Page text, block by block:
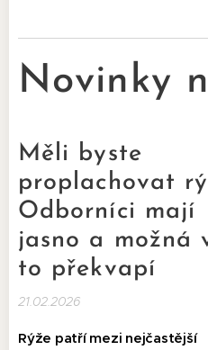
Novinky
Měli byste
proplachovat
Odborníci mají
jasno a možná
to překvapí
21.02.2026
Rýže patří mezi nejčastější